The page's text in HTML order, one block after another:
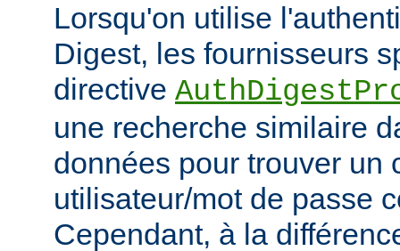
Lorsqu'on utilise
Digest, les fournisseurs
directive
une recherche similaire
données pour trouver un
utilisateur/mot de passe
Cependant, à la